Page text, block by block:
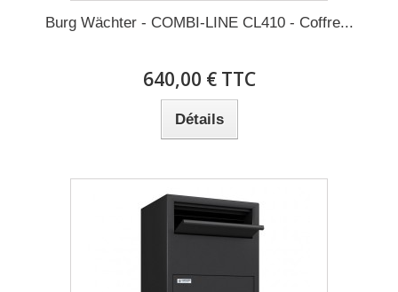
Burg Wächter - COMBI-LINE CL410 - Coffre...
640,00 € TTC
Détails